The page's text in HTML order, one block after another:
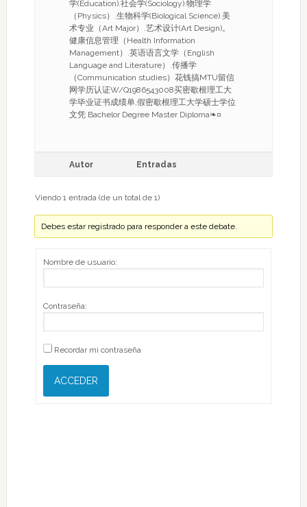
学(Education).社会学(Sociology).物理学
（Physics）.生物科学(Biological Science).美
术专业（Art Major）.艺术设计(Art Design)。
健康信息管理（Health Information
Management）.英语语言文学（English
Language and Literature）.传播学
（Communication studies）花钱搞MTU留信
网学历认证W/Q1986543008买密歇根理工大
学毕业证书成绩单,假密歇根理工大学硕士学位
文凭 Bachelor Degree Master Diploma❧¤
Autor Entradas
Viendo 1 entrada (de un total de 1)
Debes estar registrado para responder a este debate.
Nombre de usuario:
Contraseña:
Recordar mi contraseña
ACCEDER